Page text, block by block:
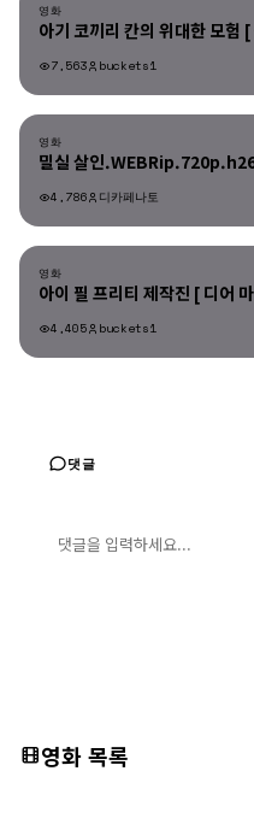
영화
아기 코끼리 칸의 위대한 모
7,563 buckets1
영화
영화
밀실 살인
4,786 디카페나토
영화
영화
아이 필 프리티 제작진 [ 디어
4,405 buckets1
댓글
영화 목록